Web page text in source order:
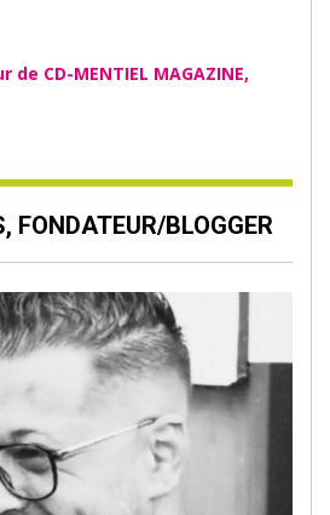
de CD-MENTIEL MAGAZINE,
FONDATEUR/BLOGGER